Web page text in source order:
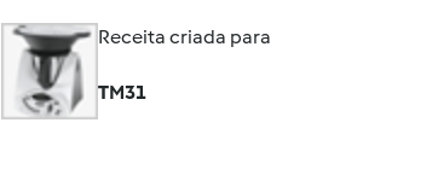
Receita criada para
TM31